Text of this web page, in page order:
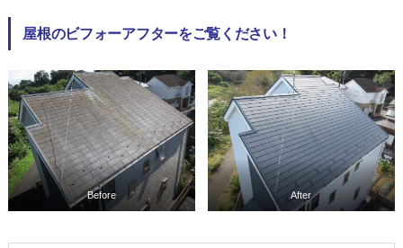
屋根のビフォーアフターをご覧ください！
Before After